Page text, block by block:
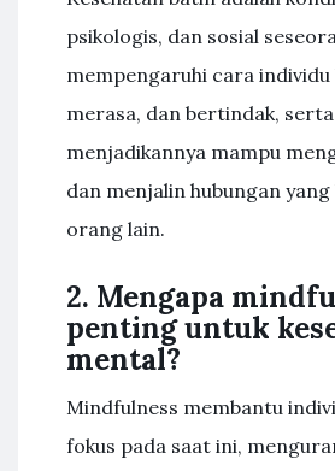
psikologis, dan sosial
mempengaruhi cara
merasa, dan bertindak, serta
menjadikannya mampu
dan menjalin hubungan
orang lain.
2. Mengapa
penting untuk
mental?
Mindfulness membantu
fokus pada saat ini,